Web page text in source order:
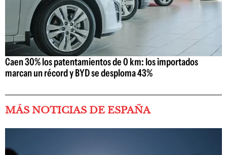
Caen 30% los patentamientos de 0 km: los importados
marcan un récord y BYD se desploma 43%
MÁS NOTICIAS DE ESPAÑA